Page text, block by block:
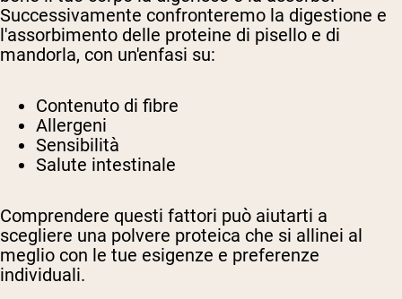
Successivamente confronteremo la digestione e
l'assorbimento delle proteine di pisello e di
mandorla, con un'enfasi su:
Contenuto di fibre
Allergeni
Sensibilità
Salute intestinale
Comprendere questi fattori può aiutarti a
scegliere una polvere proteica che si allinei al
meglio con le tue esigenze e preferenze
individuali.